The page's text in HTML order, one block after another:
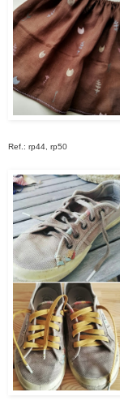
Ref.: rp44, rp50